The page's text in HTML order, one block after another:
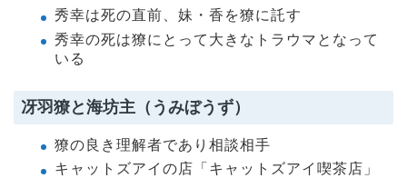
秀幸は死の直前、妹・香を獠に託す
秀幸の死は獠にとって大きなトラウマとなって
いる
冴羽獠と海坊主（うみぼうず）
獠の良き理解者であり相談相手
キャットズアイの店「キャットズアイ喫茶店」